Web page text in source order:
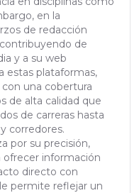
en la
de redacción
de
y a su web
estas plataformas,
una cobertura
de alta calidad que
de carreras hasta
corredores.
por su precisión,
información
directo con
permite reflejar un